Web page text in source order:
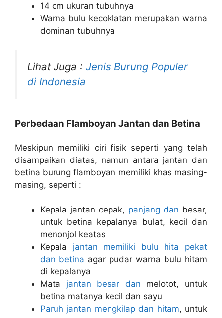
14 cm ukuran tubuhnya
Warna bulu kecoklatan merupakan warna
dominan tubuhnya
Lihat Juga : Jenis Burung Populer
di Indonesia
Perbedaan Flamboyan Jantan dan Betina
Meskipun memiliki ciri fisik seperti yang telah
disampaikan diatas, namun antara jantan dan
betina burung flamboyan memiliki khas masing-
masing, seperti :
Kepala jantan cepak, panjang dan besar,
untuk betina kepalanya bulat, kecil dan
menonjol keatas
Kepala jantan memiliki bulu hita pekat
dan betina agar pudar warna bulu hitam
di kepalanya
Mata jantan besar dan melotot, untuk
betina matanya kecil dan sayu
Paruh jantan mengkilap dan hitam, untuk